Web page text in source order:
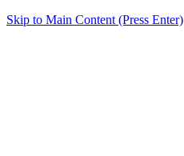
Skip to Main Content (Press Enter)